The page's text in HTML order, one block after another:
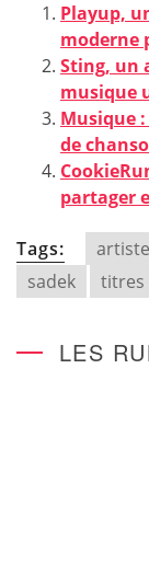
Playup,
moderne
Sting, un
musique
Musique
de
partager
Tags: artiste
sadek
titres
LES